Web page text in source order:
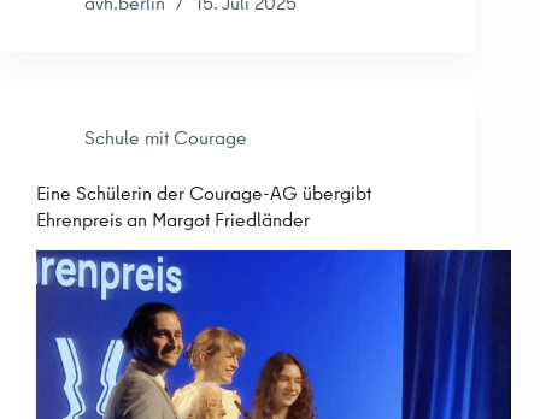
Schule mit Courage
Eine Schülerin der Courage-AG übergibt
Ehrenpreis an Margot Friedländer